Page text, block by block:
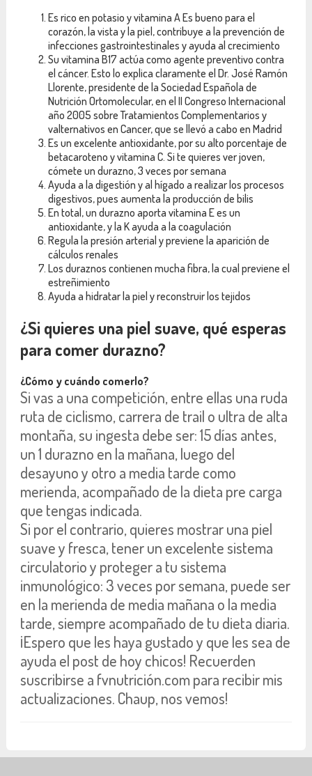
Es rico en potasio y vitamina A Es bueno para el
corazón, la vista y la piel, contribuye a la prevención de
infecciones gastrointestinales y ayuda al crecimiento
Su vitamina B17 actúa como agente preventivo contra
el cáncer. Esto lo explica claramente el Dr. José Ramón
Llorente, presidente de la Sociedad Española de
Nutrición Ortomolecular, en el II Congreso Internacional
año 2005 sobre Tratamientos Complementarios y
valternativos en Cancer, que se llevó a cabo en Madrid
Es un excelente antioxidante, por su alto porcentaje de
betacaroteno y vitamina C. Si te quieres ver joven,
cómete un durazno, 3 veces por semana
Ayuda a la digestión y al hígado a realizar los procesos
digestivos, pues aumenta la producción de bilis
En total, un durazno aporta vitamina E es un
antioxidante, y la K ayuda a la coagulación
Regula la presión arterial y previene la aparición de
cálculos renales
Los duraznos contienen mucha fibra, la cual previene el
estreñimiento
Ayuda a hidratar la piel y reconstruir los tejidos
¿Si quieres una piel suave, qué esperas
para comer durazno?
¿Cómo y cuándo comerlo?
Si vas a una competición, entre ellas una ruda
ruta de ciclismo, carrera de trail o ultra de alta
montaña, su ingesta debe ser: 15 días antes,
un 1 durazno en la mañana, luego del
desayuno y otro a media tarde como
merienda, acompañado de la dieta pre carga
que tengas indicada.
Si por el contrario, quieres mostrar una piel
suave y fresca, tener un excelente sistema
circulatorio y proteger a tu sistema
inmunológico: 3 veces por semana, puede ser
en la merienda de media mañana o la media
tarde, siempre acompañado de tu dieta diaria.
¡Espero que les haya gustado y que les sea de
ayuda el post de hoy chicos! Recuerden
suscribirse a fvnutrición.com para recibir mis
actualizaciones. Chaup, nos vemos!